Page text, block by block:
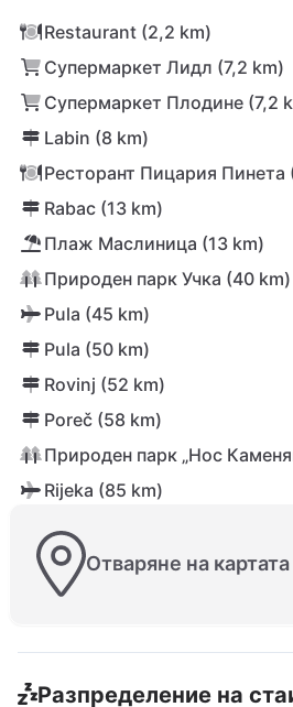
Restaurant (2,2 km)
Супермаркет Лидл (7,2 km)
Супермаркет Плодине (7,2
Labin (8 km)
Ресторант Пицария Пинета
Rabac (13 km)
Плаж Маслиница (13 km)
Природен парк Учка (40 km)
Pula (45 km)
Pula (50 km)
Rovinj (52 km)
Poreč (58 km)
Природен парк „Нос
Rijeka (85 km)
Отваряне на картата
Разпределение на